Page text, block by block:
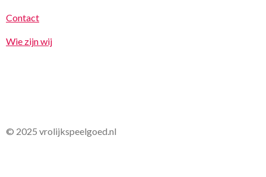
Contact
Wie zijn wij
© 2025 vrolijkspeelgoed.nl